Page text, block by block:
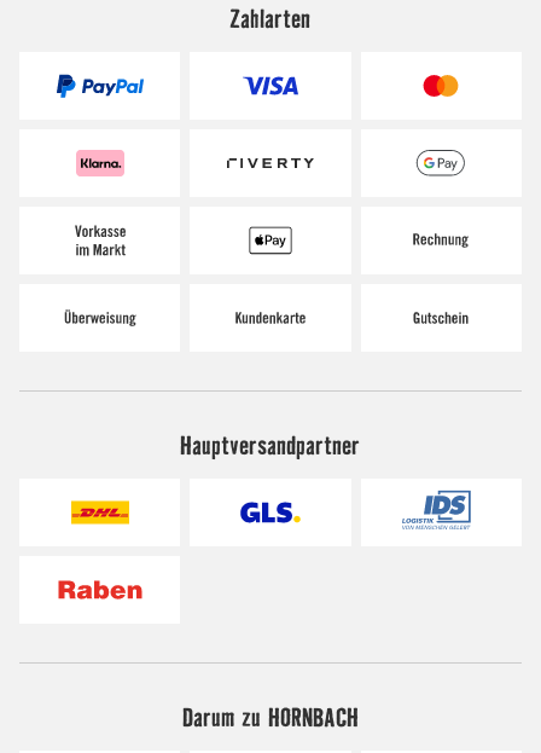
Zahlarten
Hauptversandpartner
Darum zu HORNBACH